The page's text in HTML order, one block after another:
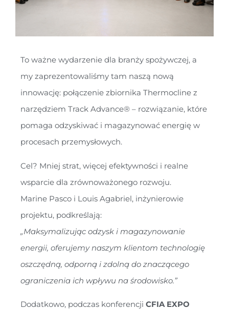
To ważne wydarzenie dla branży spożywczej, a
my zaprezentowaliśmy tam naszą nową
innowację: połączenie zbiornika Thermocline z
narzędziem Track Advance® – rozwiązanie, które
pomaga odzyskiwać i magazynować energię w
procesach przemysłowych.
Cel? Mniej strat, więcej efektywności i realne
wsparcie dla zrównoważonego rozwoju.
Marine Pasco i Louis Agabriel, inżynierowie
projektu, podkreślają:
„Maksymalizując odzysk i magazynowanie
energii, oferujemy naszym klientom technologię
oszczędną, odporną i zdolną do znaczącego
ograniczenia ich wpływu na środowisko.”
Dodatkowo, podczas konferencji CFIA EXPO